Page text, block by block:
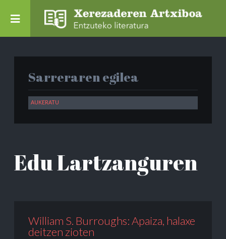
Sarreraren egilea
Edu Lartzanguren
William S. Burroughs: Apaiza, halaxe
deitzen zioten